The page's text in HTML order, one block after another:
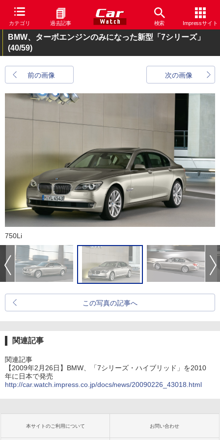
カテゴリ 過去記事 検索 Impressサイト
BMW、ターボエンジンのみになった新型「7シリーズ」
(40/59)
前の画像 次の画像
750Li
この写真の記事へ
関連記事
関連記事
【2009年2月26日】BMW、「7シリーズ・ハイブリッド」を2010
年に日本で発売
http://car.watch.impress.co.jp/docs/news/20090226_43018.html
本サイトのご利用について お問い合わせ